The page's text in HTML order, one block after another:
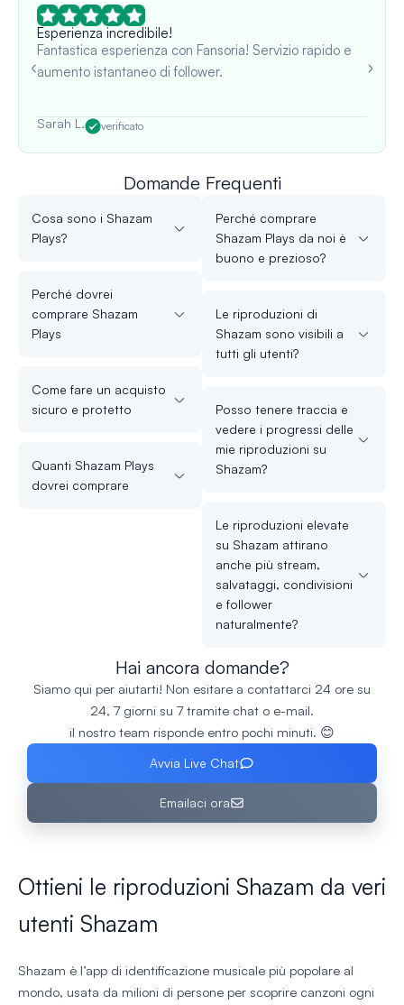
Esperienza incredibile!
Fantastica esperienza con Fansoria! Servizio rapido e
aumento istantaneo di follower.
Sarah L. verificato
Domande Frequenti
Cosa sono i Shazam
Plays?
Perché dovrei
comprare Shazam
Plays
Come fare un acquisto
sicuro e protetto
Quanti Shazam Plays
dovrei comprare
Perché comprare
Shazam Plays da noi è
buono e prezioso?
Le riproduzioni di
Shazam sono visibili a
tutti gli utenti?
Posso tenere traccia e
vedere i progressi delle
mie riproduzioni su
Shazam?
Le riproduzioni elevate
su Shazam attirano
anche più stream,
salvataggi, condivisioni
e follower
naturalmente?
Hai ancora domande?
Siamo qui per aiutarti! Non esitare a contattarci 24 ore su
24, 7 giorni su 7 tramite chat o e-mail.
il nostro team risponde entro pochi minuti. 😊
Avvia Live Chat
Emailaci ora
Ottieni le riproduzioni Shazam da veri
utenti Shazam
Shazam è l’app di identificazione musicale più popolare al
mondo, usata da milioni di persone per scoprire canzoni ogni